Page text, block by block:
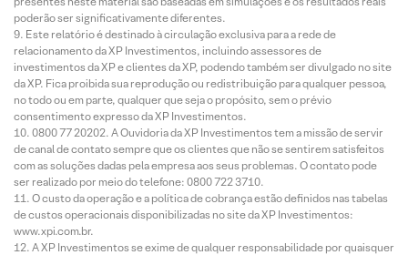
poderão ser significativamente diferentes.
Este relatório é destinado à circulação exclusiva para a rede de
relacionamento da XP Investimentos, incluindo assessores de
investimentos da XP e clientes da XP, podendo também ser divulgado no site
da XP. Fica proibida sua reprodução ou redistribuição para qualquer pessoa,
no todo ou em parte, qualquer que seja o propósito, sem o prévio
consentimento expresso da XP Investimentos.
0800 77 20202. A Ouvidoria da XP Investimentos tem a missão de servir
de canal de contato sempre que os clientes que não se sentirem satisfeitos
com as soluções dadas pela empresa aos seus problemas. O contato pode
ser realizado por meio do telefone: 0800 722 3710.
O custo da operação e a política de cobrança estão definidos nas tabelas
de custos operacionais disponibilizadas no site da XP Investimentos:
www.xpi.com.br.
A XP Investimentos se exime de qualquer responsabilidade por quaisquer